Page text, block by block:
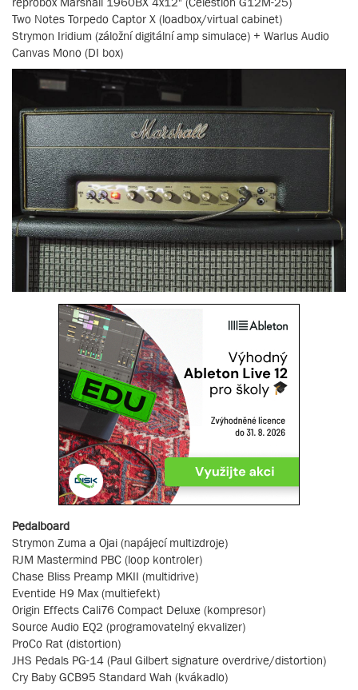
Two Notes Torpedo Captor X (loadbox/virtual cabinet)
Strymon Iridium (záložní digitální amp simulace) + Warlus Audio
Canvas Mono (DI box)
Pedalboard
Strymon Zuma a Ojai (napájecí multizdroje)
RJM Mastermind PBC (loop kontroler)
Chase Bliss Preamp MKII (multidrive)
Eventide H9 Max (multiefekt)
Origin Effects Cali76 Compact Deluxe (kompresor)
Source Audio EQ2 (programovatelný ekvalizer)
ProCo Rat (distortion)
JHS Pedals PG-14 (Paul Gilbert signature overdrive/distortion)
Cry Baby GCB95 Standard Wah (kvákadlo)